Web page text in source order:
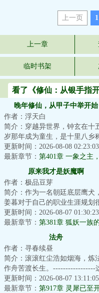
上一页 1
上一章
临时书架
看了《修仙：从银手指
晚年修仙，从甲子中举开始
作者：浮天白
简介：穿越异世界，钟玄在十
岁那年成为童生，是十里八乡
赞的神童，之后四十年碌碌无
为，再无寸进，于...
更新时间：2026-08-08 02:23:03
最新章节： 第401章 一象之主
原来我才是妖魔啊
作者：极品豆芽
简介：作为一名朝廷底层鹰犬，
姜暮对于自己的职业生涯规划
简单，白天出门斩妖除魔刷功
绩，争取平步青云...
更新时间：2026-08-07 01:30:23
最新章节： 第381章 狐妖一族
法舟
作者：寻春续昼
简介：滚滚红尘浩如烟海，炼
作舟苦渡长生。-----------------
是一个柳洞清误入魔门，见鬼蜮
森然，见...
更新时间：2026-08-07 13:11:05
最新章节： 第917章 灵犀已至